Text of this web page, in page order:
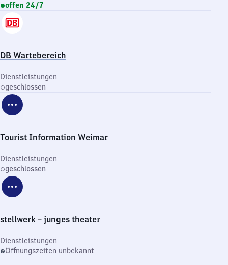
offen 24/7
DB Wartebereich
Dienstleistungen
geschlossen
Tourist Information Weimar
Dienstleistungen
geschlossen
stellwerk – junges theater
Dienstleistungen
Öffnungszeiten unbekannt